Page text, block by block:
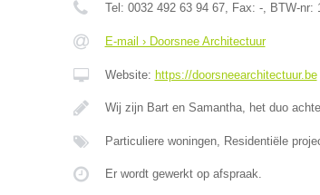
Tel: 0032 492 63 94 67, Fax: -, BTW-nr:
E-mail › Doorsnee Architectuur
Website: https://doorsneearchitectuur.be|
Wij zijn Bart en Samantha, het duo
Particuliere woningen, Residentiële
Er wordt gewerkt op afspraak.